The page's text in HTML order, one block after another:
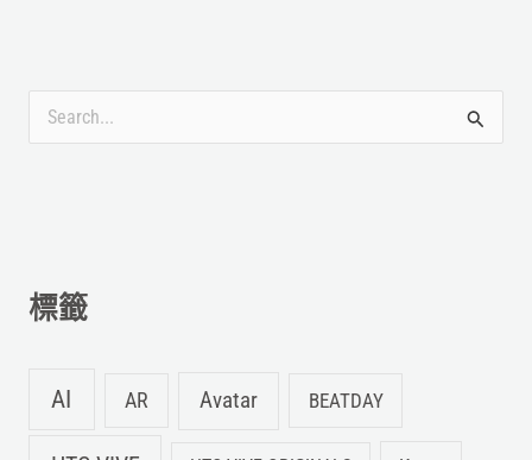
:標籤
AI AR Avatar BEATDAY